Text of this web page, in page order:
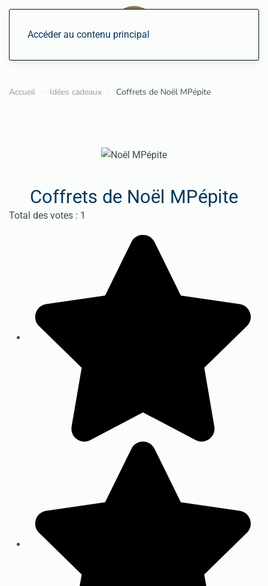
Accéder au contenu principal
Accueil Idées cadeaux Coffrets de Noël MPépite
Coffrets de Noël MPépite
Vote utilisateur:5/
Total des votes : 1